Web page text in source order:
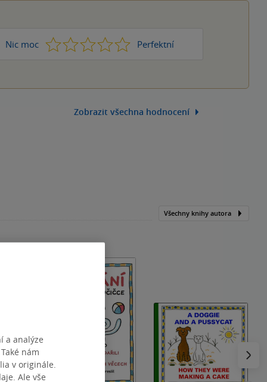
Nic moc 1 2 3 4 Perfektní
5
Zobrazit všechna hodnocení
Všechny knihy autora
a analýze
nám
v originále.
Ale vše